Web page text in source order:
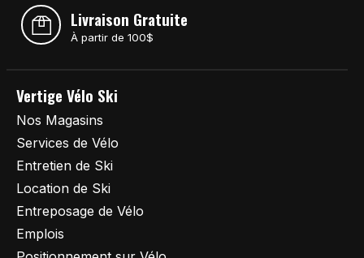
Livraison Gratuite
À partir de 100$
Vertige Vélo Ski
Nos Magasins
Services de Vélo
Entretien de Ski
Location de Ski
Entreposage de Vélo
Emplois